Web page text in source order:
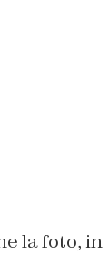
la foto, in